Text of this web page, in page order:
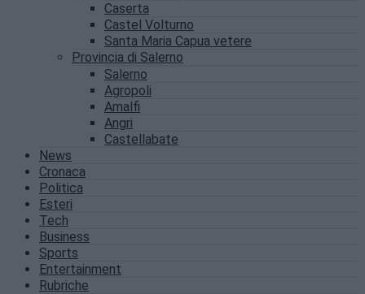
Caserta
Castel Volturno
Santa Maria Capua vetere
Provincia di Salerno
Salerno
Agropoli
Amalfi
Angri
Castellabate
News
Cronaca
Politica
Esteri
Tech
Business
Sports
Entertainment
Rubriche